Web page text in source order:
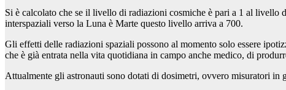
Si è calcolato che se il livello di radiazioni cosmiche è pari a 1 al livello
interspaziali verso la Luna è Marte questo livello arriva a 700.
Gli effetti delle radiazioni spaziali possono al momento solo essere
che è già entrata nella vita quotidiana in campo anche medico, di
Attualmente gli astronauti sono dotati di dosimetri, ovvero misuratori